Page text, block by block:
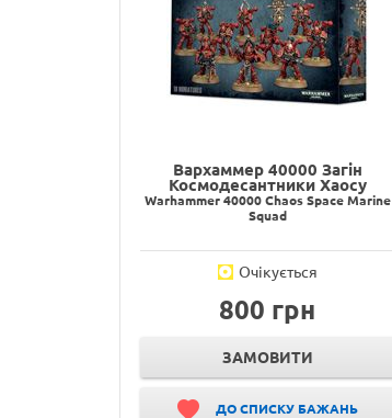
Вархаммер 40000 Загін
Космодесантники Хаосу
Warhammer 40000 Chaos Space Marine
Squad
Очікується
800 грн
ЗАМОВИТИ
ДО СПИСКУ БАЖАНЬ